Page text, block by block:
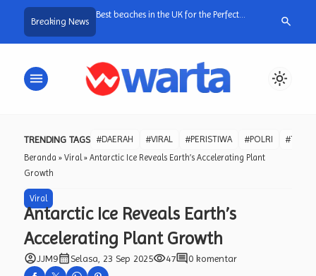
Breaking News
1.480 Pil Double
Best beaches in the UK for the Perfect
Ribuan Porsi
Pemantau
search
menu light_mode
TRENDING TAGS #DAERAH #VIRAL #PERISTIWA #POLRI
#TNI
Beranda » Viral» Antarctic Ice Reveals Earth’s Accelerating Plant
Growth
Viral
Antarctic Ice Reveals Earth’s
Accelerating Plant Growth
account_circleJJM9calendar_monthSelasa, 23 Sep 2025visibility47comment0 komentar